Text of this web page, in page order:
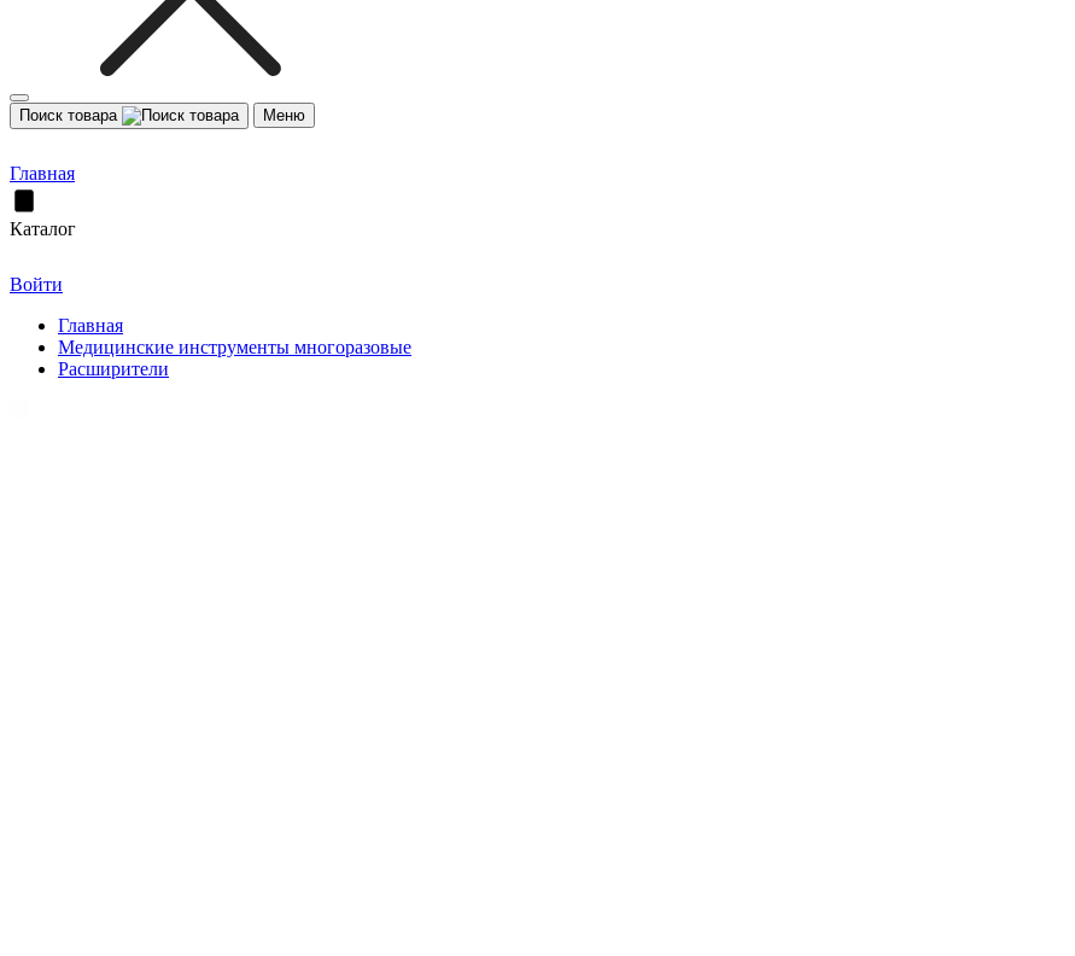
Поиск товара Меню
Главная
Каталог
Войти
Главная
Медицинские инструменты многоразовые
Расширители